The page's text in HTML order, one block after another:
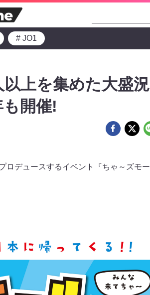
# JO1
上を集めた大盛況
開催!
ロデュースするイベント『ちゃ～ズモー